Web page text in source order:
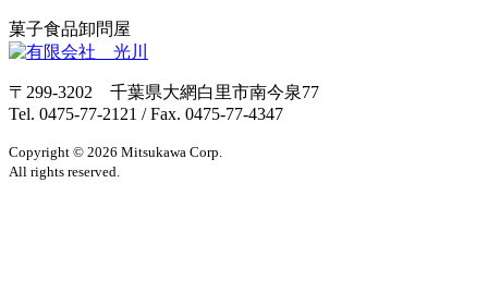
菓子食品卸問屋
〒299-3202 千葉県大網白里市南今泉77
Tel. 0475-77-2121 / Fax. 0475-77-4347
Copyright © 2026 Mitsukawa Corp.
All rights reserved.